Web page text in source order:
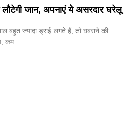
जान, अपनाएं ये असरदार घरेलू
बहुत ज्यादा ड्राई लगते हैं, तो घबराने की
कम